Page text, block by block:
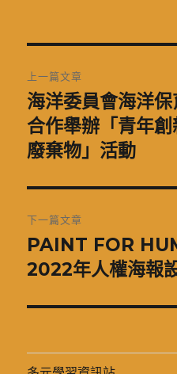
章
導
覽
上一篇文章
上
一
篇
章:
海洋委員會海洋
合作舉辦「青年
廢棄物」活動
下一篇文章
下
一
文
PAINT FOR
2022年人權海報